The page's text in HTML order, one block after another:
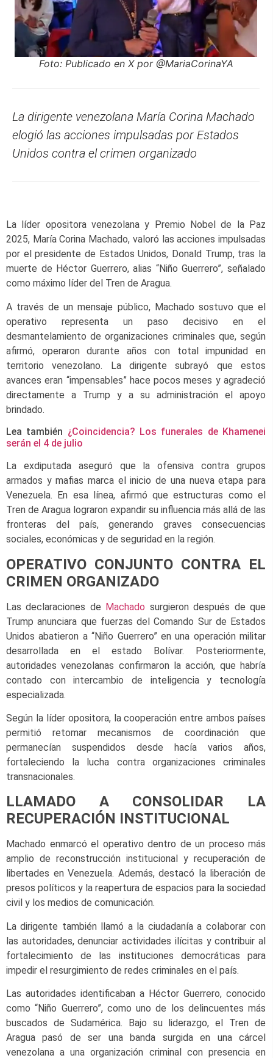
Foto: Publicado en X por @MariaCorinaYA
La dirigente venezolana María Corina Machado
elogió las acciones impulsadas por Estados
Unidos contra el crimen organizado
La líder opositora venezolana y Premio Nobel de la Paz
2025, María Corina Machado, valoró las acciones impulsadas
por el presidente de Estados Unidos, Donald Trump, tras la
muerte de Héctor Guerrero, alias “Niño Guerrero”, señalado
como máximo líder del Tren de Aragua.
A través de un mensaje público, Machado sostuvo que el
operativo representa un paso decisivo en el
desmantelamiento de organizaciones criminales que, según
afirmó, operaron durante años con total impunidad en
territorio venezolano. La dirigente subrayó que estos
avances eran “impensables” hace pocos meses y agradeció
directamente a Trump y a su administración el apoyo
brindado.
Lea también ¿Coincidencia? Los funerales de Khamenei
serán el 4 de julio
La exdiputada aseguró que la ofensiva contra grupos
armados y mafias marca el inicio de una nueva etapa para
Venezuela. En esa línea, afirmó que estructuras como el
Tren de Aragua lograron expandir su influencia más allá de las
fronteras del país, generando graves consecuencias
sociales, económicas y de seguridad en la región.
OPERATIVO CONJUNTO CONTRA EL
CRIMEN ORGANIZADO
Las declaraciones de Machado surgieron después de que
Trump anunciara que fuerzas del Comando Sur de Estados
Unidos abatieron a “Niño Guerrero” en una operación militar
desarrollada en el estado Bolívar. Posteriormente,
autoridades venezolanas confirmaron la acción, que habría
contado con intercambio de inteligencia y tecnología
especializada.
Según la líder opositora, la cooperación entre ambos países
permitió retomar mecanismos de coordinación que
permanecían suspendidos desde hacía varios años,
fortaleciendo la lucha contra organizaciones criminales
transnacionales.
LLAMADO A CONSOLIDAR LA
RECUPERACIÓN INSTITUCIONAL
Machado enmarcó el operativo dentro de un proceso más
amplio de reconstrucción institucional y recuperación de
libertades en Venezuela. Además, destacó la liberación de
presos políticos y la reapertura de espacios para la sociedad
civil y los medios de comunicación.
La dirigente también llamó a la ciudadanía a colaborar con
las autoridades, denunciar actividades ilícitas y contribuir al
fortalecimiento de las instituciones democráticas para
impedir el resurgimiento de redes criminales en el país.
Las autoridades identificaban a Héctor Guerrero, conocido
como “Niño Guerrero”, como uno de los delincuentes más
buscados de Sudamérica. Bajo su liderazgo, el Tren de
Aragua pasó de ser una banda surgida en una cárcel
venezolana a una organización criminal con presencia en